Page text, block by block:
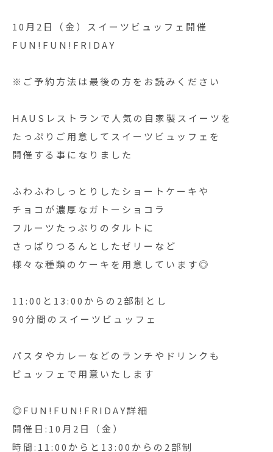
10月2日（金）スイーツビュッフェ開催
FUN!FUN!FRIDAY
※ご予約方法は最後の方をお読みください
HAUSレストランで人気の自家製スイーツを
たっぷりご用意してスイーツビュッフェを
開催する事になりました️
ふわふわしっとりしたショートケーキや
チョコが濃厚なガトーショコラ
フルーツたっぷりのタルトに
さっぱりつるんとしたゼリーなど
様々な種類のケーキを用意しています◎
11:00と13:00からの2部制とし
90分間のスイーツビュッフェ
パスタやカレーなどのランチやドリンクも
ビュッフェで用意いたします️
◎FUN!FUN!FRIDAY詳細
開催日:10月2日（金）
時間:11:00からと13:00からの2部制